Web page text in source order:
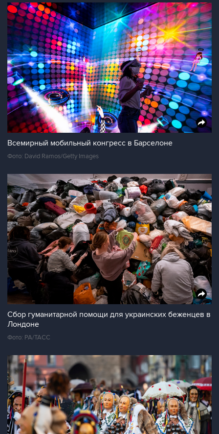
Всемирный мобильный конгресс в Барселоне
Фото: David Ramos/Getty Images
Сбор гуманитарной помощи для украинских беженцев в
Лондоне
Фото: PA/ТАСС